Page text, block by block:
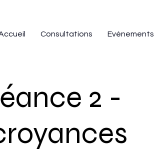
Consultations Evénements
2 -